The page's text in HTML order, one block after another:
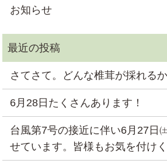
お知らせ
さてさて。どんな椎茸が採れるか
6月28日たくさんあります！
台風第7号の接近に伴い6月27日
せています。皆様もお気を付けく